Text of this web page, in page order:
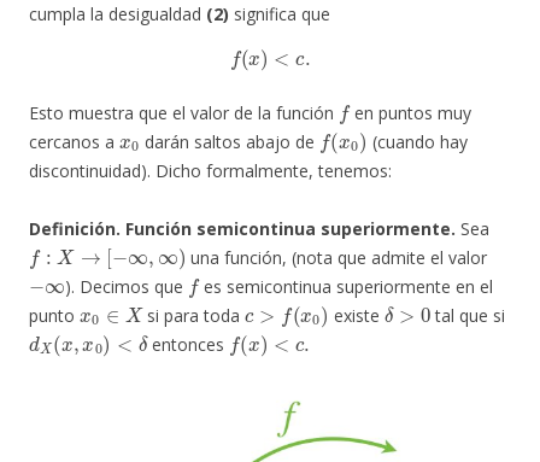
cumpla la desigualdad (2) significa que
f(x) <c .
Esto muestra que el valor de la función
en puntos muy
cercanos a
x0
darán saltos abajo de
f(x0)
(cuando hay
discontinuidad). Dicho formalmente, tenemos:
Definición. Función semicontinua superiormente. Sea
f:X→[−∞,∞ )
una función, (nota que admite el valor
− ∞
). Decimos que
f
es semicontinua superiormente en el
punto
x0∈X
si para toda
c>f(x0)
existe
δ>0
tal que si
dX(x, x0)<δ
entonces
f(x < .